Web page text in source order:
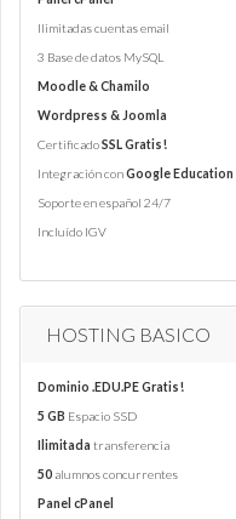
Ilimitadas cuentas email
3 Base de datos MySQL
Moodle & Chamilo
Wordpress & Joomla
CertificadoSSL Gratis!
Integración conGoogle Education
Soporte en español 24/7
Incluído IGV
HOSTING BASICO
Dominio .EDU.PE Gratis!
5 GB Espacio SSD
Ilimitada transferencia
50alumnos concurrentes
Panel cPanel